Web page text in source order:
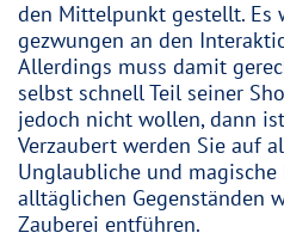
den Mittelpunkt gestellt. Es
gezwungen an den
Allerdings muss damit
selbst schnell Teil seiner
jedoch nicht wollen, dann
Verzaubert werden Sie auf
Unglaubliche und
alltäglichen Gegenständen
Zauberei entführen.